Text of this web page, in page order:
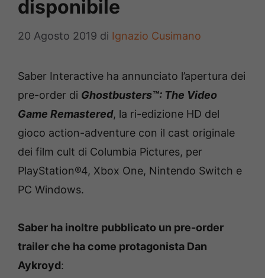
disponibile
20 Agosto 2019 di Ignazio Cusimano
Saber Interactive ha annunciato l’apertura dei
pre-order di Ghostbusters™: The Video
Game Remastered, la ri-edizione HD del
gioco action-adventure con il cast originale
dei film cult di Columbia Pictures, per
PlayStation®4, Xbox One, Nintendo Switch e
PC Windows.
Saber ha inoltre pubblicato un pre-order
trailer che ha come protagonista Dan
Aykroyd: